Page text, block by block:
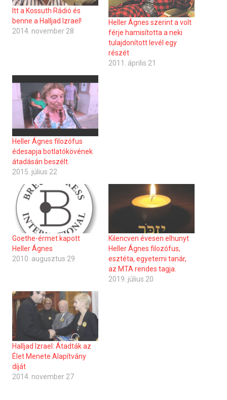
Itt a Kossuth Rádió és
benne a Halljad Izrael!
2014. november 28
Heller Ágnes szerint a volt
férje hamisította a neki
tulajdonított levél egy
részét
2011. április 21
Heller Ágnes filozófus
édesapja botlatókövének
átadásán beszélt.
2015. július 22
Goethe-érmet kapott
Heller Ágnes
2010. augusztus 29
Kilencven évesen elhunyt
Heller Ágnes filozófus,
esztéta, egyetemi tanár,
az MTA rendes tagja.
2019. július 20
Halljad Izrael: Átadták az
Élet Menete Alapítvány
díját
2014. november 27